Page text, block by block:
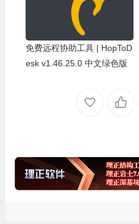
免费远程协助工具 | HopToD
esk v1.46.25.0 中文绿色版